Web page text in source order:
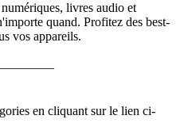
livres audio et
quand. Profitez des best-
vos appareils.
en cliquant sur le lien ci-